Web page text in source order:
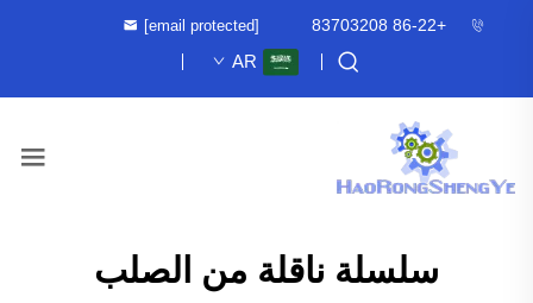
+86-22 83703208
[email protected]
AR
سلسلة ناقلة من الصلب